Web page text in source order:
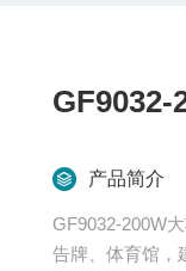
GF9032-
产品简介
GF9032-200W
告牌、体育馆，